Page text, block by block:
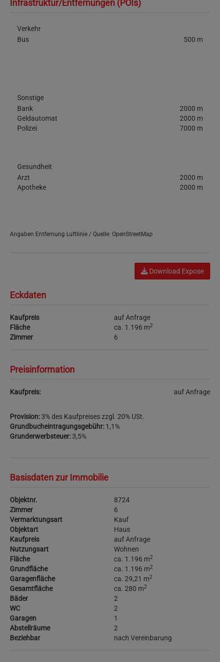
Infrastruktur/Entfernungen (POIs)
Verkehr
Bus
500 m
Sonstige
Bank
2000 m
Geldautomat
2000 m
Polizei
7000 m
Gesundheit
Arzt
2000 m
Apotheke
2000 m
Angaben Entfernung Luftlinie / Quelle: OpenStreetMap
Download Expose
Eckdaten
Kaufpreis
auf Anfrage
Fläche
ca. 1.196 m2
Zimmer 6
Preisinformation
Kaufpreis: auf Anfrage
Provision:3% des Kaufpreises zzgl. 20% USt.
Grundbucheintragungsgebühr: 1,1%
Grunderwerbsteuer:3,5%
Basisdaten zur Immobilie
Objektnr.
8724
Zimmer
6
Vermarktungsart
Kauf
Objektart
Haus
Kaufpreis
auf Anfrage
Nutzungsart
Wohnen
Fläche
ca. 1.196 m2
Grundfläche ca. 1.196 m2
Garagenfläche ca. 29,21 m2
Gesamtfläche ca. 280 m2
Bäder
2
WC
2
Garagen
1
Abstellräume
2
Beziehbar
nach Vereinbarung